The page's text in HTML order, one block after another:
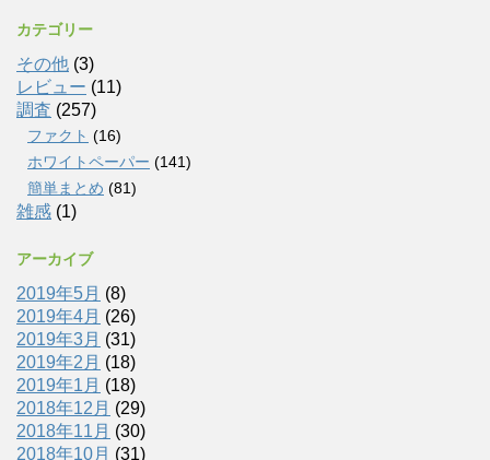
カテゴリー
その他 (3)
レビュー (11)
調査 (257)
ファクト (16)
ホワイトペーパー (141)
簡単まとめ (81)
雑感 (1)
アーカイブ
2019年5月 (8)
2019年4月 (26)
2019年3月 (31)
2019年2月 (18)
2019年1月 (18)
2018年12月 (29)
2018年11月 (30)
2018年10月 (31)